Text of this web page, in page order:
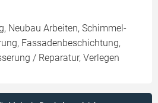
Neubau Arbeiten, Schimmel-
Fassadenbeschichtung,
/ Reparatur, Verlegen